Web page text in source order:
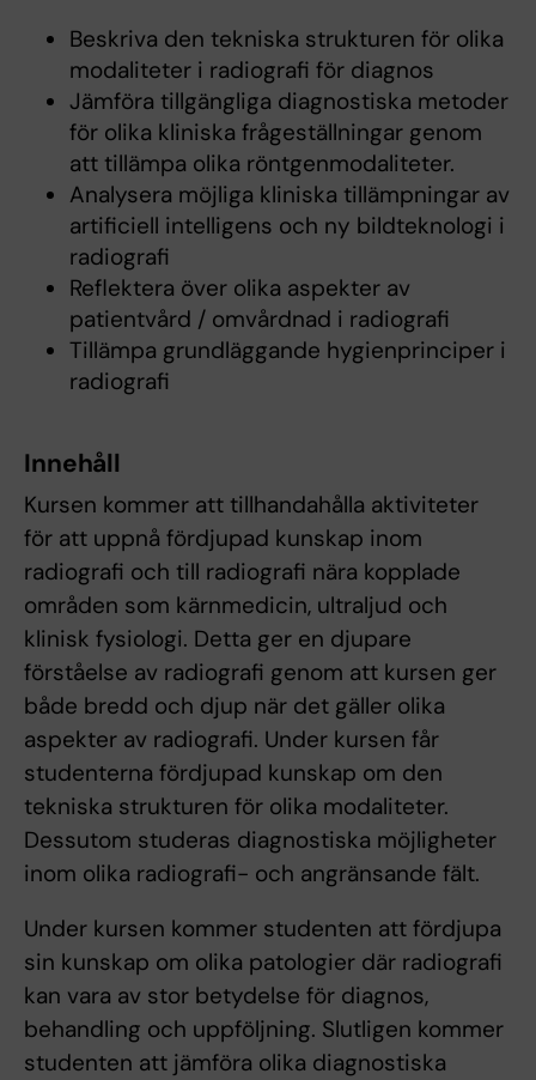
Beskriva den tekniska strukturen för olika
modaliteter i radiografi för diagnos
Jämföra tillgängliga diagnostiska metoder
för olika kliniska frågeställningar genom
att tillämpa olika röntgenmodaliteter.
Analysera möjliga kliniska tillämpningar av
artificiell intelligens och ny bildteknologi i
radiografi
Reflektera över olika aspekter av
patientvård / omvårdnad i radiografi
Tillämpa grundläggande hygienprinciper i
radiografi
Innehåll
Kursen kommer att tillhandahålla aktiviteter
för att uppnå fördjupad kunskap inom
radiografi och till radiografi nära kopplade
områden som kärnmedicin, ultraljud och
klinisk fysiologi. Detta ger en djupare
förståelse av radiografi genom att kursen ger
både bredd och djup när det gäller olika
aspekter av radiografi. Under kursen får
studenterna fördjupad kunskap om den
tekniska strukturen för olika modaliteter.
Dessutom studeras diagnostiska möjligheter
inom olika radiografi- och angränsande fält.
Under kursen kommer studenten att fördjupa
sin kunskap om olika patologier där radiografi
kan vara av stor betydelse för diagnos,
behandling och uppföljning. Slutligen kommer
studenten att jämföra olika diagnostiska